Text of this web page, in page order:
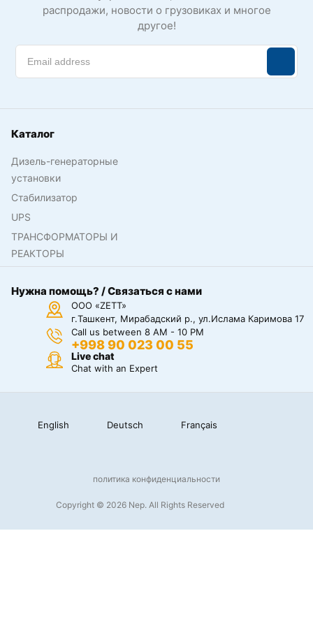
распродажи, новости о грузовиках и многое
другое!
Каталог
Дизель-генераторные
установки
Стабилизатор
UPS
ТРАНСФОРМАТОРЫ И
РЕАКТОРЫ
Нужна помощь? / Связаться с нами
ООО «ZETT»
г.Ташкент, Мирабадский р., ул.Ислама Каримова 17
Call us between 8 AM - 10 PM
+998 90 023 00 55
Live chat
Chat with an Expert
English Deutsch Français
Copyright © 2026 Nep. All Rights Reserved
политика конфиденциальности